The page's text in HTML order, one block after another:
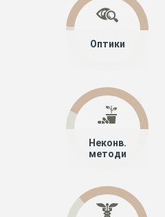
Оптики
Неконв.
методи